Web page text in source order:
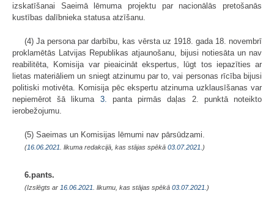
izskatīšanai Saeimā lēmuma projektu par nacionālās pretošanās
kustības dalībnieka statusa atzīšanu.
(4) Ja persona par darbību, kas vērsta uz 1918. gada 18. novembrī
proklamētās Latvijas Republikas atjaunošanu, bijusi notiesāta un nav
reabilitēta, Komisija var pieaicināt ekspertus, lūgt tos iepazīties ar
lietas materiāliem un sniegt atzinumu par to, vai personas rīcība bijusi
politiski motivēta. Komisija pēc ekspertu atzinuma uzklausīšanas var
nepiemērot šā likuma 3. panta pirmās daļas 2. punktā noteikto
ierobežojumu.
(5) Saeimas un Komisijas lēmumi nav pārsūdzami.
(16.06.2021 . likuma redakcijā, kas stājas spēkā 03.07.2021. )
6.pants.
(Izslēgts ar 16.06.2021 . likumu, kas stājas spēkā 03.07.2021. )